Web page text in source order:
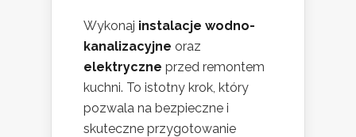
Wykonaj instalacje wodno-
kanalizacyjne oraz
elektryczne przed remontem
kuchni. To istotny krok, który
pozwala na bezpieczne i
skuteczne przygotowanie